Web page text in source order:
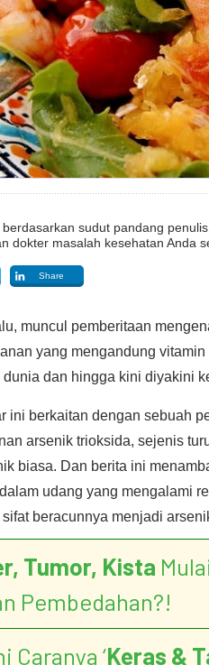
sudut pandang
dokter masalah kesehatan Anda
Share
muncul pemberitaan
yang mengandung
dan hingga kini diyakini
ini berkaitan dengan sebuah
arsenik trioksida, sejenis
biasa. Dan berita ini
udang yang mengalami
beracunnya menjadi
Tumor, Kista
Pembedahan?!
Caranya ‘Keras &